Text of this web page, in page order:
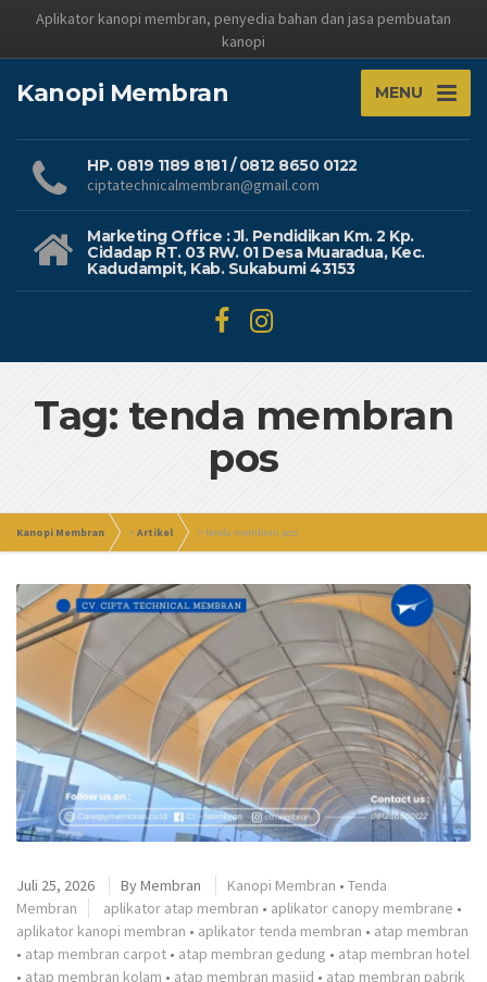
Aplikator kanopi membran, penyedia bahan dan jasa pembuatan
kanopi
Kanopi Membran MENU
HP. 0819 1189 8181 / 0812 8650 0122
ciptatechnicalmembran@gmail.com
Marketing Office : Jl. Pendidikan Km. 2 Kp.
Cidadap RT. 03 RW. 01 Desa Muaradua, Kec.
Kadudampit, Kab. Sukabumi 43153
Tag: tenda membran
pos
Kanopi Membran >Artikel >tenda membran pos
Juli 25, 2026 ByMembran Kanopi Membran • Tenda
Membran
aplikator atap membran • aplikator canopy membrane •
aplikator kanopi membran • aplikator tenda membran • atap membran
• atap membran carpot • atap membran gedung • atap membran hotel
• atap membran kolam • atap membran masjid • atap membran pabrik